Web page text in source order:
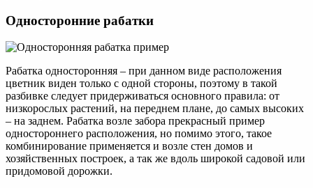
Односторонние рабатки
Рабатка односторонняя – при данном виде расположения
цветник виден только с одной стороны, поэтому в такой
разбивке следует придерживаться основного правила: от
низкорослых растений, на переднем плане, до самых высоких
– на заднем. Рабатка возле забора прекрасный пример
одностороннего расположения, но помимо этого, такое
комбинирование применяется и возле стен домов и
хозяйственных построек, а так же вдоль широкой садовой или
придомовой дорожки.